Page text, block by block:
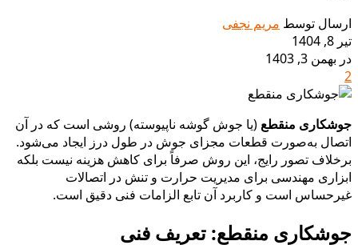
ارسال توسط مریم نجفی
تیر 8, 1404
در بهمن 3, 1403
2
جوشکاری منقطع (یا جوش گوشه ناپیوسته) روشی است که در آن
اتصال به‌صورت قطعات مجزای جوش در طول درز ایجاد می‌شود.
برخلاف تصور رایج، این روش صرفاً برای کاهش هزینه نیست بلکه
ابزاری مهندسی برای مدیریت حرارت و تنش در اتصالات
غیرحساس است و کاربرد آن تابع الزامات فنی دقیق است.
جوشکاری منقطع: تعریف فنی